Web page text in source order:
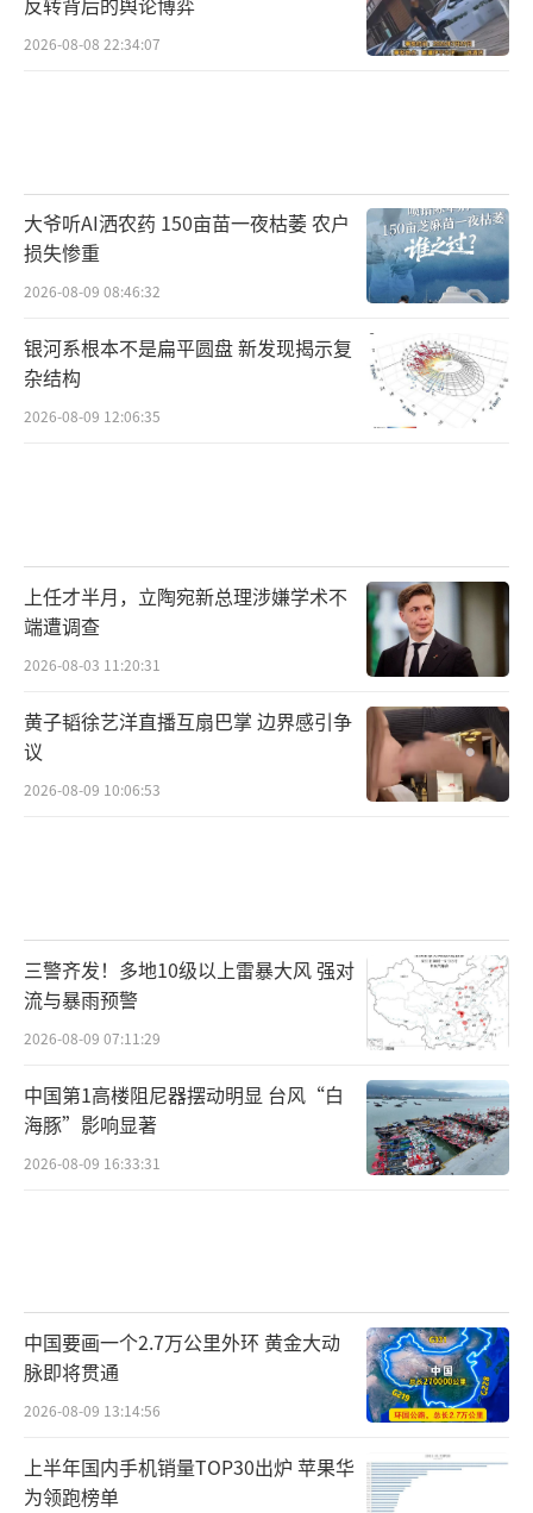
2026-08-08 22:34:07
大爷听AI洒农药 150亩苗一夜枯萎 农户
损失惨重
2026-08-09 08:46:32
银河系根本不是扁平圆盘 新发现揭示复
杂结构
2026-08-09 12:06:35
上任才半月，立陶宛新总理涉嫌学术不
端遭调查
2026-08-03 11:20:31
黄子韬徐艺洋直播互扇巴掌 边界感引争
议
2026-08-09 10:06:53
三警齐发！多地10级以上雷暴大风 强对
流与暴雨预警
2026-08-09 07:11:29
中国第1高楼阻尼器摆动明显 台风“白
海豚”影响显著
2026-08-09 16:33:31
中国要画一个2.7万公里外环 黄金大动
脉即将贯通
2026-08-09 13:14:56
上半年国内手机销量TOP30出炉 苹果华
为领跑榜单